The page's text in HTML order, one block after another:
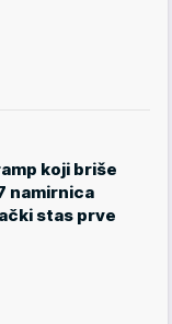
koji briše
namirnica
stas prve